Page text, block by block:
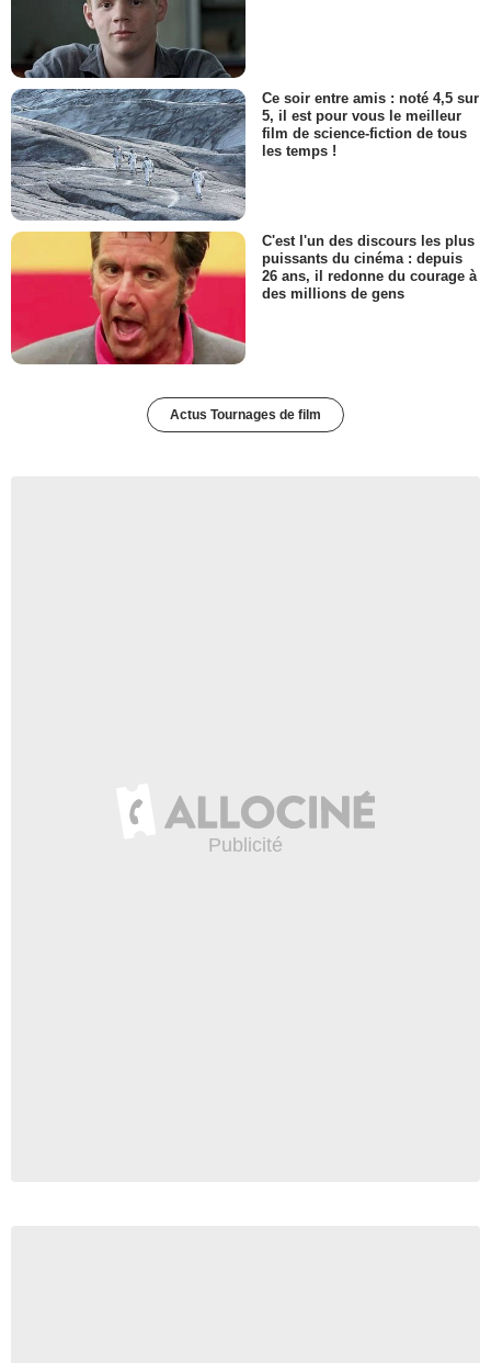
Ce soir entre amis : noté 4,5 sur
5, il est pour vous le meilleur
film de science-fiction de tous
les temps !
C'est l'un des discours les plus
puissants du cinéma : depuis
26 ans, il redonne du courage à
des millions de gens
Actus Tournages de film